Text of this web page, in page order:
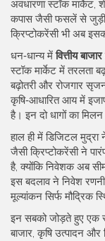
अवधारणास्टॉक मार्केट,
कपास जैसी फसलेंसे
क्रिप्टोकरेंसीभी अब
धन‑धान्य मेंवित्तीय बाजार
स्टॉक मार्केट में तरलता
बढ़ोतरी और रोजगार
कृषि‑आधारित आय में
है। इन दो धागों का
हाल ही में डिजिटल मुद्रा
जैसी क्रिप्टोकरेंसी ने
है, क्योंकि निवेशक अब
इस बदलाव ने निवेश
मूल्यांकन सिर्फ मौद्रिक
इन सबको जोड़ते हुए एक
बाजार, कृषि उत्पादन